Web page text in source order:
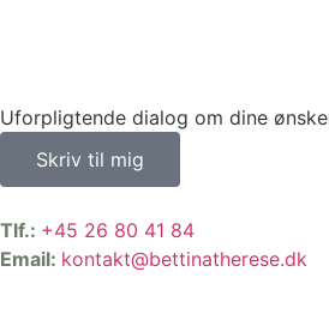
Uforpligtende dialog om dine
Skriv til mig
Tlf.: +45 26 80 41 84
Email: kontakt@bettinatherese.dk